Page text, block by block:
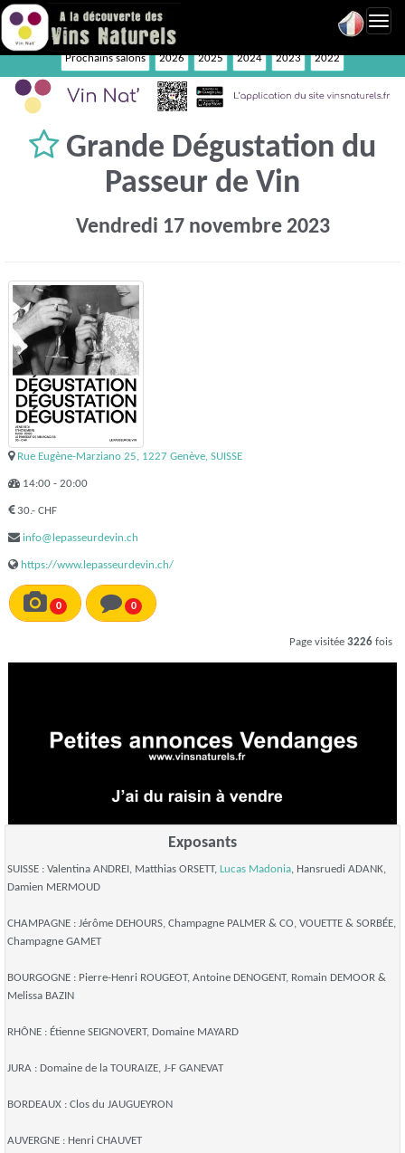
Prochains salons 2026 2025 2024 2023 2022
Grande Dégustation du
Passeur de Vin
Vendredi 17 novembre 2023
Rue Eugène-Marziano 25, 1227 Genève, SUISSE
14:00 - 20:00
30.- CHF
info@lepasseurdevin.ch
https://www.lepasseurdevin.ch/
0 0
Page visitée 3226 fois
Exposants
SUISSE : Valentina ANDREI, Matthias ORSETT, Lucas Madonia, Hansruedi ADANK,
Damien MERMOUD
CHAMPAGNE : Jérôme DEHOURS, Champagne PALMER & CO, VOUETTE & SORBÉE,
Champagne GAMET
BOURGOGNE : Pierre-Henri ROUGEOT, Antoine DENOGENT, Romain DEMOOR &
Melissa BAZIN
RHÔNE : Étienne SEIGNOVERT, Domaine MAYARD
JURA : Domaine de la TOURAIZE, J-F GANEVAT
BORDEAUX : Clos du JAUGUEYRON
AUVERGNE : Henri CHAUVET